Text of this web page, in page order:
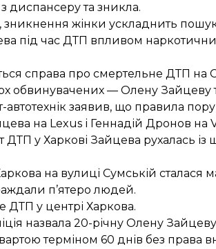
диспансеру та зникла.
жінки ускладнить
під час ДТП впливом
справа про смертельне ДТП на
обвинувачених — Олену Зайцеву
заявив, що правила
на Lexus і Геннадій Дронов на
ДТП у Харкові Зайцева рухалась із
на вулиці Сумській сталася
п’ятеро людей.
ДТП у центрі Харкова.
назвала 20-річну Олену
терміном 60 днів без права